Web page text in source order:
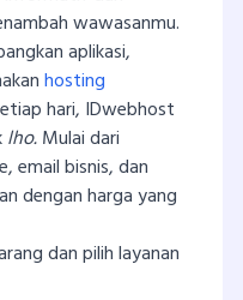
wawasanmu.
aplikasi,
hosting
hari, IDwebhost
lho.Mulai dari
email bisnis, dan
dengan harga yang
dan pilih layanan